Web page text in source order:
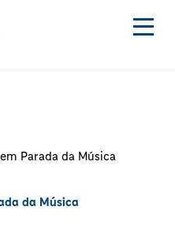
Parada da Música
da Música